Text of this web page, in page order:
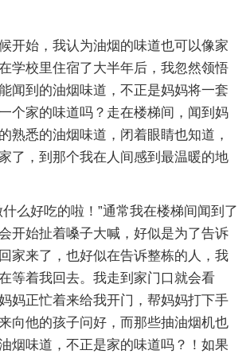
开始，我认为油烟的味道也可以像家
学校里住宿了大半年后，我忽然领悟
闻到的油烟味道，不正是妈妈将一套
个家的味道吗？走在楼梯间，闻到妈
熟悉的油烟味道，闭着眼睛也知道，
了，到那个我在人间感到最温暖的地
什么好吃的啦！”通常我在楼梯间闻到了
开始扯着嗓子大喊，好似是为了告诉
家来了，也好似在告诉整栋的人，我
等着我回去。我走到家门口就会看
妈正忙着来给我开门，帮妈妈打下手
向他的孩子问好，而那些抽油烟机也
烟味道，不正是家的味道吗？！如果